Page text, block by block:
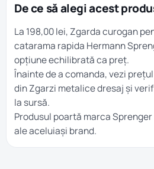
De ce să alegi acest
La 198,00 lei, Zgarda curogan
catarama rapida Hermann
opțiune echilibrată ca preț.
Înainte de a comanda, vezi
dinZgarzi metalice dresaj și
la sursă.
Produsul poartă marcaSprenger
ale aceluiași brand.